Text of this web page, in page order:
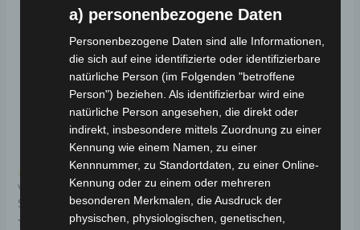
Kostenloser Versand
VM4 NEO
SITZUNTERABDECKUNG
a) personenbezogene Daten
Personenbezogene Daten sind alle Informationen,
die sich auf eine identifizierte oder identifizierbare
natürliche Person (im Folgenden "betroffene
Person") beziehen. Als identifizierbar wird eine
natürliche Person angesehen, die direkt oder
indirekt, insbesondere mittels Zuordnung zu einer
Kennung wie einem Namen, zu einer
Kennnummer, zu Standortdaten, zu einer Online-
Kennung oder zu einem oder mehreren
besonderen Merkmalen, die Ausdruck der
physischen, physiologischen, genetischen,